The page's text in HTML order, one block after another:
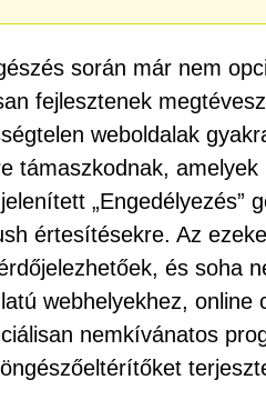
során már nem
fejlesztenek
weboldalak
támaszkodnak,
„Engedélyezés”
értesítésekre. Az
és soha
webhelyekhez,
nemkívánatos